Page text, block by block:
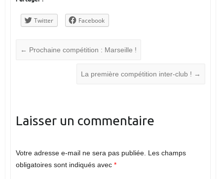
Twitter Facebook
← Prochaine compétition : Marseille !
La première compétition inter-club ! →
Laisser un commentaire
Votre adresse e-mail ne sera pas publiée. Les champs
obligatoires sont indiqués avec *